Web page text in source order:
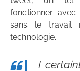
fonctionner avec
sans le travail
technologie.
I